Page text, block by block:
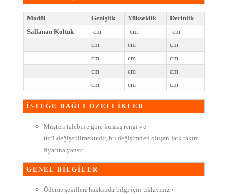
Modül Genişlik Yükseklik
Derinlik
Sallanan Koltuk
cm cm
cm
cm
cm
cm
cm
cm
cm
cm
cm
cm
cm
cm cm
İSTEĞE BAĞLI ÖZELLİKLER
Müşteri talebine göre kumaş rengi ve
türü değişebilmektedir, bu değişimden oluşan fark takım
fiyatına yansır.
GENEL BİLGİLER
Ödeme şekilleri hakkında bilgi için tıklayınız »